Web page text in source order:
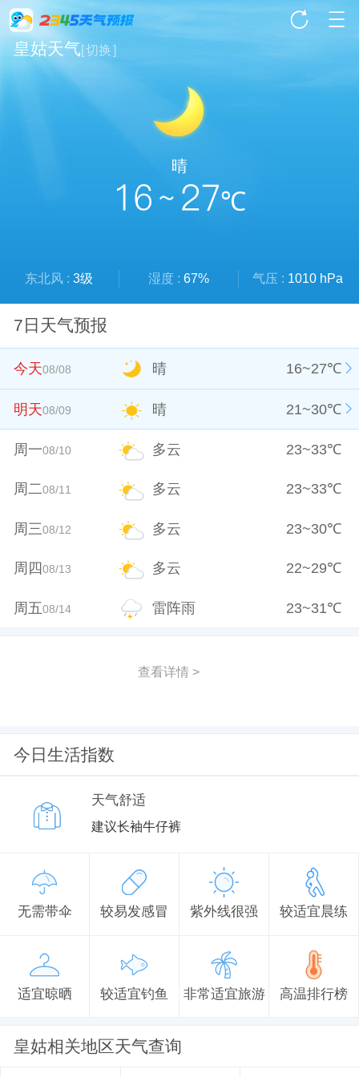
皇姑天气[切换]
晴
16 ~ 27℃
东北风 :3级 湿度 : 67% 气压 : 1010 hPa
7日天气预报
今天08/08 晴 16~27℃
明天08/09 晴 21~30℃
周一08/10 多云 23~33℃
周二08/11 多云 23~33℃
周三08/12 多云 23~30℃
周四08/13 多云 22~29℃
周五08/14 雷阵雨 23~31℃
查看详情 >
今日生活指数
天气舒适
建议长袖牛仔裤
无需带伞 较易发感冒 紫外线很强 较适宜晨练
适宜晾晒 较适宜钓鱼 非常适宜旅游 高温排行榜
皇姑相关地区天气查询